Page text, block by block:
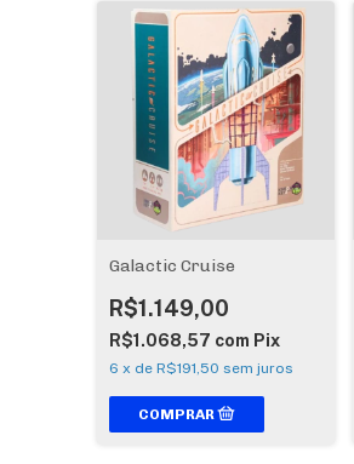
Galactic Cruise
R$1.149,00
R$1.068,57 com Pix
6 x de R$191,50 sem juros